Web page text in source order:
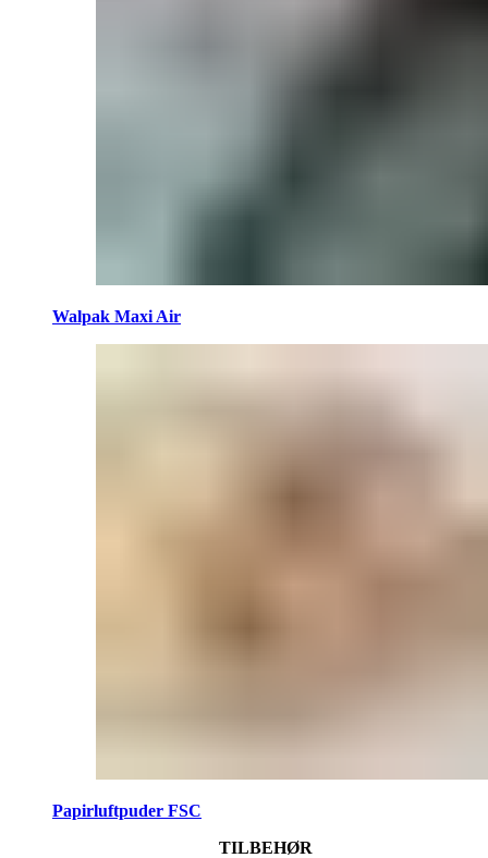
Walpak Maxi Air
Papirluftpuder FSC
TILBEHØR